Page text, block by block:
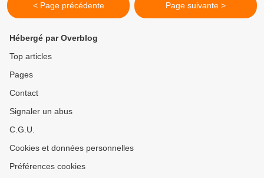
< Page précédente Page suivante >
Hébergé par Overblog
Top articles
Pages
Contact
Signaler un abus
C.G.U.
Cookies et données personnelles
Préférences cookies